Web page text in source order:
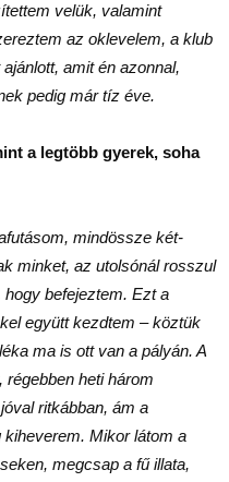
velük, valamint
az oklevelem, a klub
amit én azonnal,
pedig már tíz éve.
a legtöbb gyerek, soha
mindössze két-
minket, az utolsónál rosszul
befejeztem. Ezt a
együtt kezdtem – köztük
ma is ott van a pályán. A
heti három
ritkábban, ám a
Mikor látom a
megcsap a fű illata,